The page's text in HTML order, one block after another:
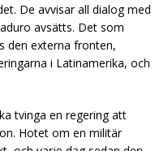
De avvisar all dialog med
avsätts. Det som
den externa fronten,
i Latinamerika, och
tvinga en regering att
Hotet om en militär